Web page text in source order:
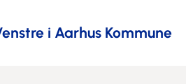
i Aarhus Kommune